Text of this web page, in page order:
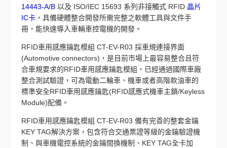
14443-A/B 以及 ISO/IEC 15693 系列非接觸式 RFID 晶片
IC卡 ，具備硬體整合開發所需完整之軟體工具與文件手
冊，能快速導入車輛車控電機的開發。
RFID車用感應鑰匙模組 CT-EV-R03 採車規連接界面
(Automotive connectors)，是目前市場上最容易整合且符
合車規要求的RFID車用感應鑰匙模組，已經通過國際車廠
整合測試驗證，可為電動二輪車、機車或者高階款油車的
標準安全RFID車用感應鑰匙(RFID感應式機車主鎖/Keyless
Module)配備。
RFID車用感應鑰匙模組 CT-EV-R03 備有完善的整套金鑰
KEY TAG解決方案，包含符合交通票證等級的金鑰驗證機
制、與車機電控系統的金鑰間換機制、KEY TAG全卡加